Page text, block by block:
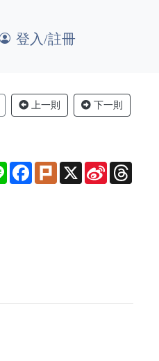
登入/註冊
上一則 下一則
Line Facebook
Plurk X
Sina
Weibo